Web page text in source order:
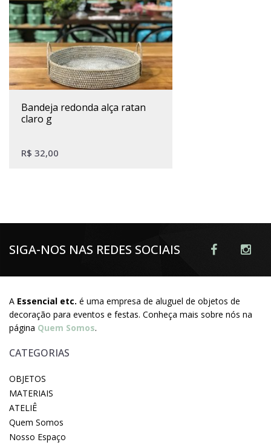
bandeja redonda alça ratan
claro g
R$ 32,00
SIGA-NOS NAS REDES SOCIAIS
A Essencial etc. é uma empresa de aluguel de objetos de
decoração para eventos e festas. Conheça mais sobre nós na
página Quem Somos.
CATEGORIAS
OBJETOS
MATERIAIS
ATELIÊ
Quem Somos
Nosso Espaço